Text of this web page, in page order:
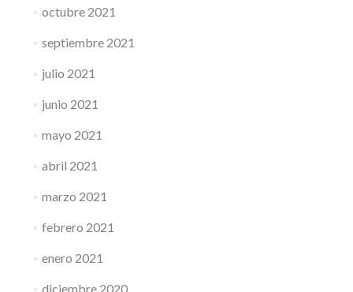
octubre 2021
septiembre 2021
julio 2021
junio 2021
mayo 2021
abril 2021
marzo 2021
febrero 2021
enero 2021
diciembre 2020